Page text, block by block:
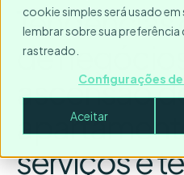
cookie simples será usado
lembrar sobre sua preferência
rastreado.
Configurações
Aceitar
de negócios:
ascensão
serviços e